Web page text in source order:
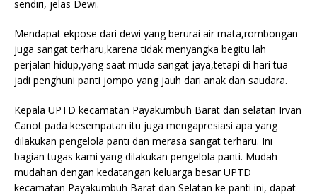
sendiri, jelas Dewi.
Mendapat ekpose dari dewi yang berurai air mata,rombongan
juga sangat terharu,karena tidak menyangka begitu lah
perjalan hidup,yang saat muda sangat jaya,tetapi di hari tua
jadi penghuni panti jompo yang jauh dari anak dan saudara.
Kepala UPTD kecamatan Payakumbuh Barat dan selatan Irvan
Canot pada kesempatan itu juga mengapresiasi apa yang
dilakukan pengelola panti dan merasa sangat terharu. Ini
bagian tugas kami yang dilakukan pengelola panti. Mudah
mudahan dengan kedatangan keluarga besar UPTD
kecamatan Payakumbuh Barat dan Selatan ke panti ini, dapat